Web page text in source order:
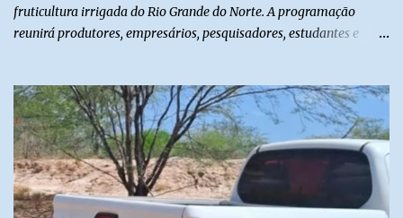
fruticultura irrigada do Rio Grande do Norte. A programação
reunirá produtores, empresários, pesquisadores, estudantes e
instituições e tecnologias voltadas ao setor. Além das atividades
técnicas, a feira contará com programação cultural. No dia 20 de
agosto, o público poderá prestigiar o show de humor com Mução,
seguido de apresentação musical de Vê Barreto. A Frut & Tec
reforça a importância do Distrito de Irrigação do Baixo Açu como
referência na fruticultura irrigada, promovendo conhecimento,